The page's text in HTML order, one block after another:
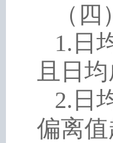
（四
1.日
且日
2.日
偏离值